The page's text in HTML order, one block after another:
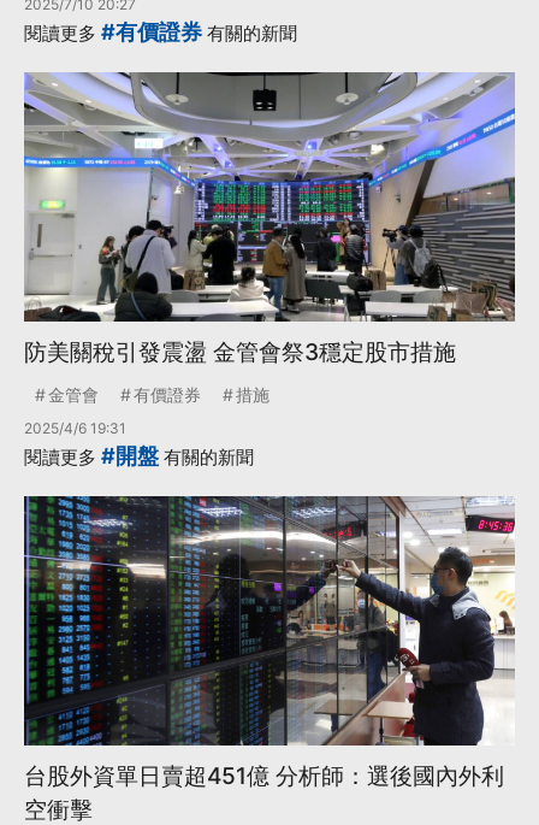
2025/7/10 20:27
閱讀更多 #有價證券 有關的新聞
防美關稅引發震盪 金管會祭3穩定股市措施
金管會 有價證券 措施
2025/4/6 19:31
閱讀更多 #開盤 有關的新聞
台股外資單日賣超451億 分析師：選後國內外利
空衝擊